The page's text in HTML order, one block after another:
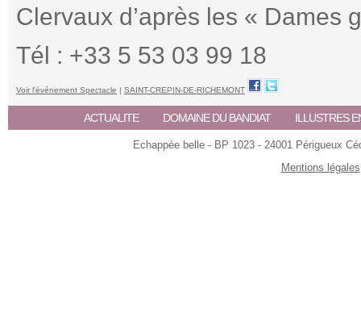
Clervaux d’après les « Dames
Tél : +33 5 53 03 99 18
Voir l'événement Spectacle | SAINT-CREPIN-DE-RICHEMONT
ACTUALITE DOMAINE DU BANDIAT ILLUSTRES
Echappée belle - BP 1023 - 24001 Périgueux
Mentions légales